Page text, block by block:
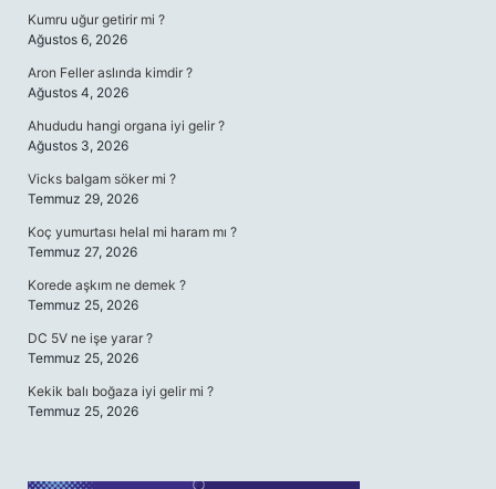
Kumru uğur getirir mi ?
Ağustos 6, 2026
Aron Feller aslında kimdir ?
Ağustos 4, 2026
Ahududu hangi organa iyi gelir ?
Ağustos 3, 2026
Vicks balgam söker mi ?
Temmuz 29, 2026
Koç yumurtası helal mi haram mı ?
Temmuz 27, 2026
Korede aşkım ne demek ?
Temmuz 25, 2026
DC 5V ne işe yarar ?
Temmuz 25, 2026
Kekik balı boğaza iyi gelir mi ?
Temmuz 25, 2026